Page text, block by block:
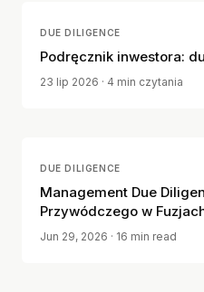
DUE DILIGENCE
Podręcznik inwestora:
23 lip 2026 · 4 min czytania
DUE DILIGENCE
Management Due
Przywódczego w
Jun 29, 2026 · 16 min read